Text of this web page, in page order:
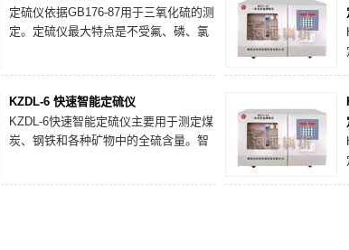
定硫仪依据GB176-87用于三氧化硫的测
定。定硫仪最大特点是不受氟、磷、氯
KZDL-6 快速智能定硫仪
KZDL-6快速智能定硫仪主要用于测定煤
炭、钢铁和各种矿物中的全硫含量。智